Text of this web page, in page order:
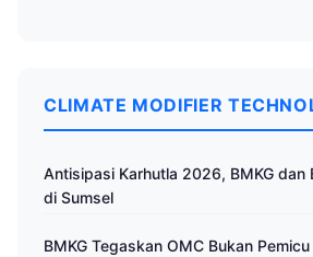
CLIMATE MODIFIER
Antisipasi Karhutla 2026, BMKG dan
di Sumsel
BMKG Tegaskan OMC Bukan